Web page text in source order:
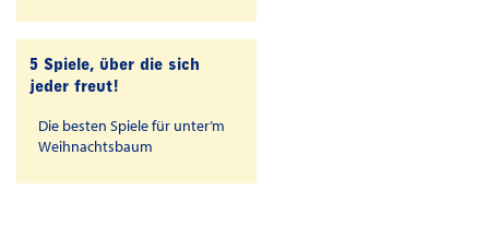
5 Spiele, über die sich
jeder freut!
Die besten Spiele für unter’m
Weihnachtsbaum